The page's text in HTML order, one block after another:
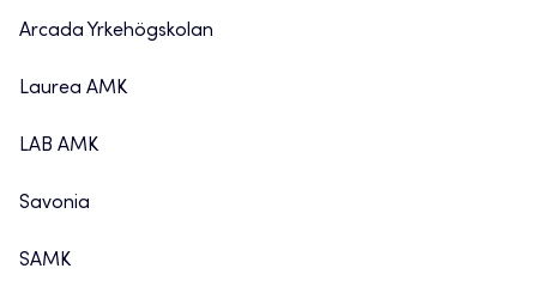
Arcada Yrkehögskolan
Laurea AMK
LAB AMK
Savonia
SAMK